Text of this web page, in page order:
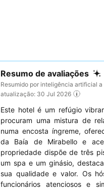
Resumo de avaliações
Resumido por inteligência artificial
atualização: 30 Jul 2026
Este hotel é um refúgio
procuram uma mistura de
numa encosta íngreme,
da Baía de Mirabello e
propriedade dispõe de três
um spa e um ginásio,
sua qualidade e valor. Os
funcionários atenciosos e